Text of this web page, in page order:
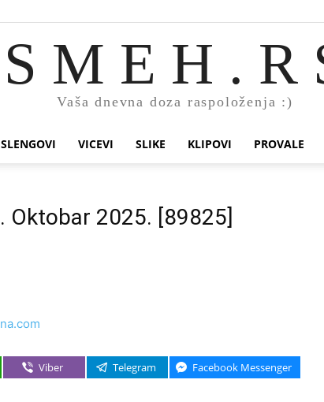
S M E H . R
Vaša dnevna doza raspoloženja :)
SLENGOVI VICEVI SLIKE KLIPOVI PROVALE
Oktobar 2025. [89825]
Viber Telegram Facebook Messenger